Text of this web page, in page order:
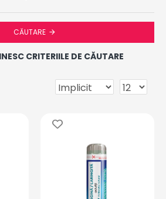
CĂUTARE
CRITERIILE DE CĂUTARE